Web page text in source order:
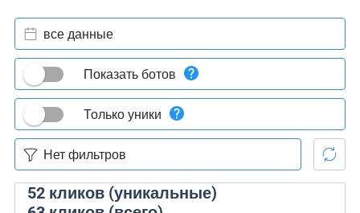
52кликов (уникальные)
все данные
Показать ботов
Только уники